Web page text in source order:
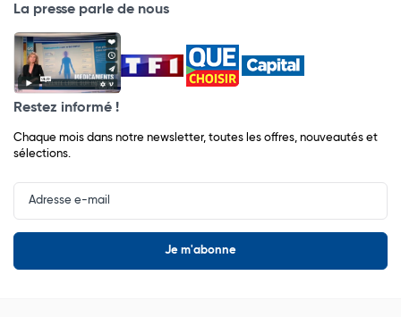
La presse parle de nous
Restez informé !
Chaque mois dans notre newsletter, toutes les offres, nouveautés et
sélections.
Input
Newsletter